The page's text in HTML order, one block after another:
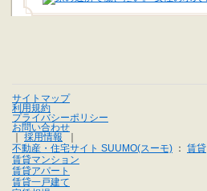
サイトマップ
利用規約
プライバシーポリシー
お問い合わせ
採用情報
不動産・住宅サイト SUUMO(スーモ) ： 賃貸
賃貸マンション
賃貸アパート
賃貸一戸建て